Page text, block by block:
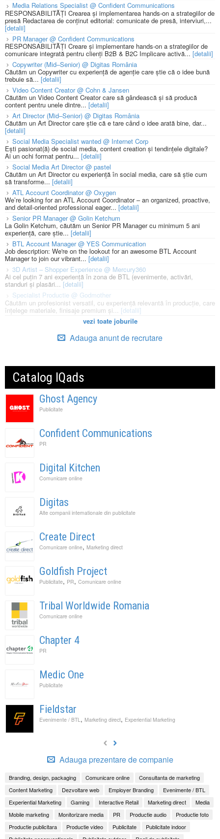
Media Relations Specialist @ Confident Communications
RESPONSABILITĂȚI Crearea și implementarea hands-on a strategiilor de
presă Redactarea de conținut editorial: comunicate de presă, interviuri,...
[detalii]
PR Manager @ Confident Communications
RESPONSABILITĂȚI Creare și implementare hands-on a strategiilor de
comunicare integrată pentru clienți B2B & B2C Implicare activă... [detalii]
Copywriter (Mid–Senior) @ Digitas România
Căutăm un Copywriter cu experiență de agenție care știe că o idee bună
trebuie să... [detalii]
Video Content Creator @ Cohn & Jansen
Căutăm un Video Content Creator care să gândească și să producă
content pentru unele dintre... [detalii]
Art Director (Mid–Senior) @ Digitas România
Căutăm un Art Director care știe că e tare când o idee arată bine, dar...
[detalii]
Social Media Specialist wanted @ Internet Corp
Ești pasionat(ă) de social media, content creation și tendințele digitale?
Ai un ochi format pentru... [detalii]
Social Media Art Director @ pastel
Căutăm un Art Director cu experiență în social media, care să știe cum
să transforme... [detalii]
ATL Account Coordinator @ Oxygen
We’re looking for an ATL Account Coordinator – an organized, proactive,
and detail-oriented professional eager... [detalii]
Senior PR Manager @ Golin Ketchum
La Golin Ketchum, căutăm un Senior PR Manager cu minimum 5 ani
experiență, care știe... [detalii]
BTL Account Manager @ YES Communication
Job description: We're on the lookout for an awesome BTL Account
Manager to join our vibrant... [detalii]
3D Artist – Shopper Experience @ Mercury360
Ai cel puțin 7 ani experiență în zona de BTL (evenimente, activări,
standuri și plasări... [detalii]
Specialist Productie @ Godmother
Căutăm un profesionist versatil, cu experiență relevantă în producție, care
înțelege materiale, finisaje premium și... [detalii]
vezi toate joburile
Adauga anunt de recrutare
Catalog IQads
Ghost Agency
Publicitate
Confident Communications
PR
Digital Kitchen
Comunicare online
Digitas
Alte companii internationale din publicitate
Create Direct
Comunicare online, Marketing direct
Goldfish Project
Publicitate, PR, Comunicare online
Tribal Worldwide Romania
Comunicare online
Chapter 4
PR
Medic One
Publicitate
Fieldstar
Evenimente / BTL , Marketing direct, Experiential Marketing
Adauga prezentare de companie
Branding, design, packaging Comunicare online
Consultanta de marketing
Content Marketing
Dezvoltare web Employer Branding
Evenimente / BTL
Experiential Marketing
Gaming Interactive Retail Marketing direct
Media
Mobile marketing
Monitorizare media PR Productie audio
Productie foto
Productie publicitara
Productie video Publicitate
Publicitate indoor